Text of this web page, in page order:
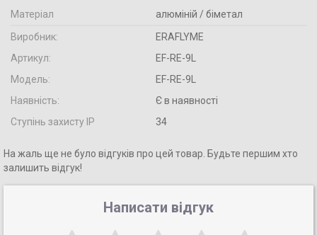
Матеріал
алюміній / біметал
Виробник:
ERAFLYME
Артикул:
EF-RE-9L
Модель:
EF-RE-9L
Наявність:
Є в наявності
Ступінь захисту IP
34
На жаль ще не було відгуків про цей товар. Будьте першим хто
залишить відгук!
Написати відгук